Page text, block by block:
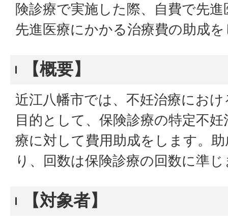
険診療で実施した際、自費で先
先進医療にかかる治療費の助成
【概要】
近江八幡市では、不妊治療にお
目的として、保険診療の特定不
療に対して費用助成をします。
り、回数は保険診療の回数に準
【対象者】